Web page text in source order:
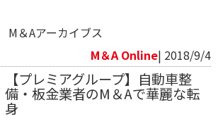
M＆Aアーカイブス
M＆A Online| 2018/9/4
【プレミアグループ】自動車整
備・板金業者のM＆Aで華麗な転
身